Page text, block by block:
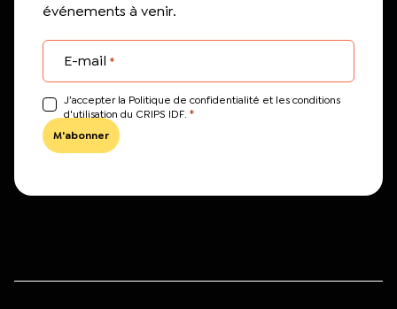
événements à venir.
E-mail *
J’accepter la Politique de confidentialité et les conditions
d'utilisation du CRIPS IDF. *